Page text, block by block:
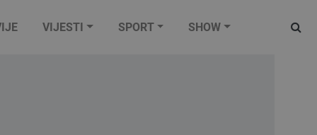
VIJESTI SPORT SHOW